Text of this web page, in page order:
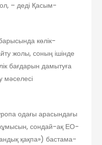
– деді Қасым-
көлік-
жолы, соның ішінде
бағдарын дамытуға
мәселесі
одағы арасындағы
сондай-ақ ЕО-
қақпа») бастама­